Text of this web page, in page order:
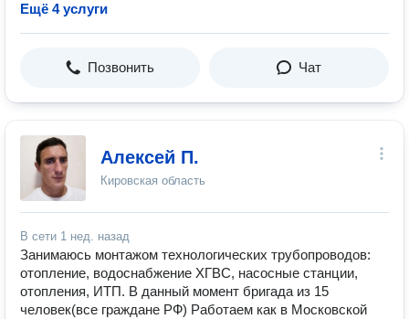
Ещё 4 услуги
Позвонить Чат
Алексей П.
Кировская область
В сети 1 нед. назад
Занимаюсь монтажом технологических трубопроводов:
отопление, водоснабжение ХГВС, насосные станции,
отопления, ИТП. В данный момент бригада из 15
человек(все граждане РФ) Pаботаем как в Московской